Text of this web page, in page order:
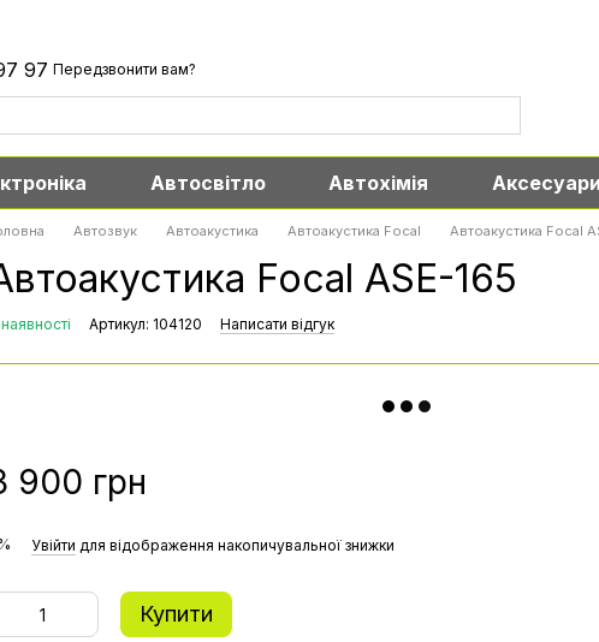
97 Передзвонити вам?
Автосвітло Автохімія Аксесуари
Автозвук Автоакустика Автоакустика Focal Автоакустика Focal
Focal ASE-165
Артикул: 104120 Написати відгук
900 грн
% Увійти для відображення накопичувальної знижки
Купити